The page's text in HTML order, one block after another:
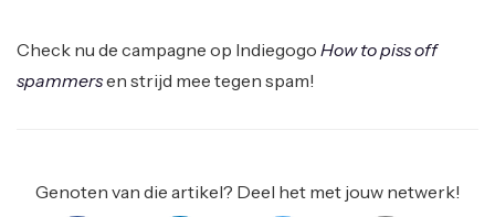
Check nu de campagne op Indiegogo How to piss off
spammersen strijd mee tegen spam!
Genoten van die artikel? Deel het met jouw netwerk!